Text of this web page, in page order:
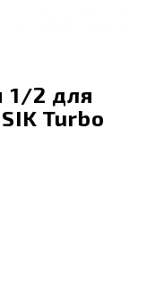
1/2 для
Turbo